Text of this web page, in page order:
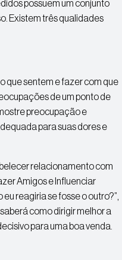
possuem um conjunto
Existem três qualidades
que sentem e fazer com que
de um ponto de
preocupação e
para suas dores e
relacionamento com
Amigos e Influenciar
reagiria se fosse o outro?”,
como dirigir melhor a
para uma boa venda.